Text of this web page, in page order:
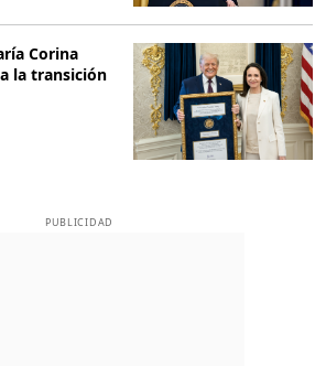
Corina
la transición
PUBLICIDAD